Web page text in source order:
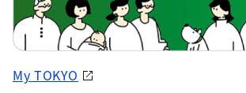
My TOKYO